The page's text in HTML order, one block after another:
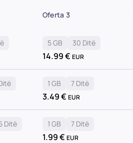
Oferta 3
5 GB 30 Ditë
14.99€ EUR
1 GB 7 Ditë
3.49€ EUR
Ditë 1 GB 7 Ditë
1.99€ EUR